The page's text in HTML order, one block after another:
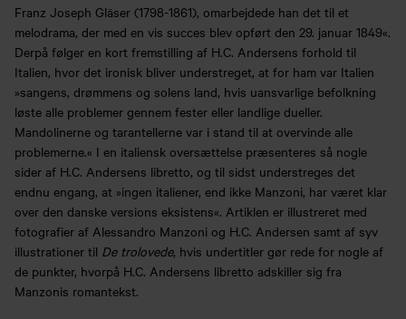
Franz Joseph Gläser (1798-1861), omarbejdede han det til et
melodrama, der med en vis succes blev opført den 29. januar 1849«.
Derpå følger en kort fremstilling af H.C. Andersens forhold til
Italien, hvor det ironisk bliver understreget, at for ham var Italien
»sangens, drømmens og solens land, hvis uansvarlige befolkning
løste alle problemer gennem fester eller landlige dueller.
Mandolinerne og tarantellerne var i stand til at overvinde alle
problemerne.« I en italiensk oversættelse præsenteres så nogle
sider af H.C. Andersens libretto, og til sidst understreges det
endnu engang, at »ingen italiener, end ikke Manzoni, har været klar
over den danske versions eksistens«. Artiklen er illustreret med
fotografier af Alessandro Manzoni og H.C. Andersen samt af syv
illustrationer til De trolovede, hvis undertitler gør rede for nogle af
de punkter, hvorpå H.C. Andersens libretto adskiller sig fra
Manzonis romantekst.